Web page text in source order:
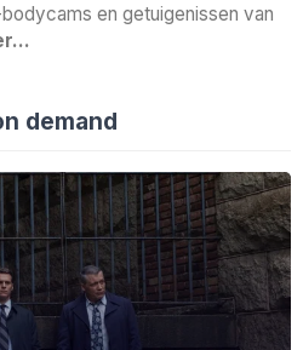
en getuigenissen van
demand